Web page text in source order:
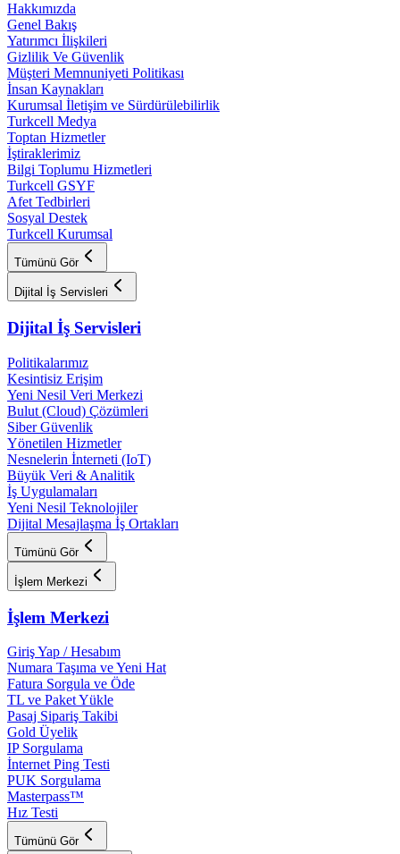
Hakkımızda
Genel Bakış
Yatırımcı İlişkileri
Gizlilik Ve Güvenlik
Müşteri Memnuniyeti Politikası
İnsan Kaynakları
Kurumsal İletişim ve Sürdürülebilirlik
Turkcell Medya
Toptan Hizmetler
İştiraklerimiz
Bilgi Toplumu Hizmetleri
Turkcell GSYF
Afet Tedbirleri
Sosyal Destek
Turkcell Kurumsal
Tümünü Gör
Dijital İş Servisleri
Dijital İş Servisleri
Politikalarımız
Kesintisiz Erişim
Yeni Nesil Veri Merkezi
Bulut (Cloud) Çözümleri
Siber Güvenlik
Yönetilen Hizmetler
Nesnelerin İnterneti (IoT)
Büyük Veri & Analitik
İş Uygulamaları
Yeni Nesil Teknolojiler
Dijital Mesajlaşma İş Ortakları
Tümünü Gör
İşlem Merkezi
İşlem Merkezi
Giriş Yap / Hesabım
Numara Taşıma ve Yeni Hat
Fatura Sorgula ve Öde
TL ve Paket Yükle
Pasaj Sipariş Takibi
Gold Üyelik
IP Sorgulama
İnternet Ping Testi
PUK Sorgulama
Masterpass™
Hız Testi
Tümünü Gör